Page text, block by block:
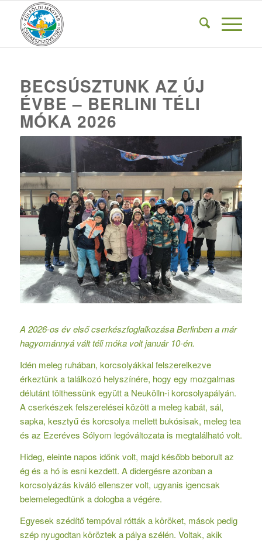
BECSÚSZTUNK AZ ÚJ
ÉVBE – BERLINI TÉLI
MÓKA 2026
A 2026-os év első cserkészfoglalkozása Berlinben a már
hagyománnyá vált téli móka volt január 10-én.
Idén meleg ruhában, korcsolyákkal felszerelkezve
érkeztünk a találkozó helyszínére, hogy egy mozgalmas
délutánt tölthessünk együtt a Neukölln-i korcsolyapályán.
A cserkészek felszerelései között a meleg kabát, sál,
sapka, kesztyű és korcsolya mellett bukósisak, meleg tea
és az Ezeréves Sólyom legóváltozata is megtalálható volt.
Hideg, eleinte napos időnk volt, majd később beborult az
ég és a hó is esni kezdett. A didergésre azonban a
korcsolyázás kiváló ellenszer volt, ugyanis igencsak
belemelegedtünk a dologba a végére.
Egyesek szédítő tempóval rótták a köröket, mások pedig
szép nyugodtan köröztek a pálya szélén. Voltak, akik